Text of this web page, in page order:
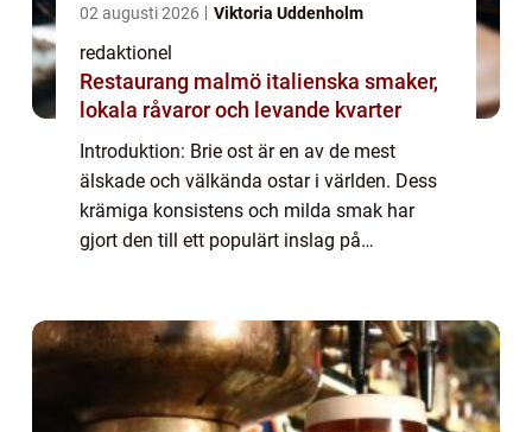
02 augusti 2026 Viktoria Uddenholm
redaktionel
Restaurang malmö italienska smaker,
lokala råvaror och levande kvarter
Introduktion: Brie ost är en av de mest
älskade och välkända ostar i världen. Dess
krämiga konsistens och milda smak har
gjort den till ett populärt inslag på
en...